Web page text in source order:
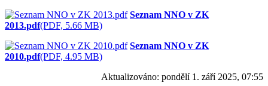
Seznam NNO v ZK
2013.pdf(PDF, 5.66 MB)
Seznam NNO v ZK
2010.pdf(PDF, 4.95 MB)
Aktualizováno: pondělí 1. září 2025, 07:55